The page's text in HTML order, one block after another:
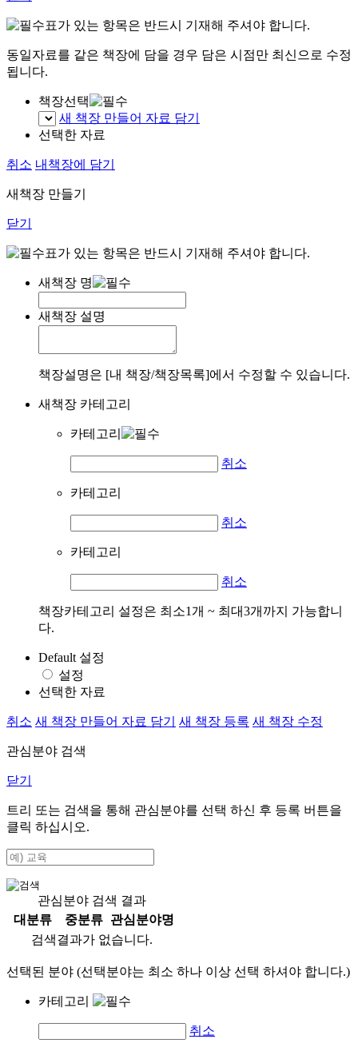
표가 있는 항목은 반드시 기재해 주셔야 합니다.
동일자료를 같은 책장에 담을 경우 담은 시점만 최신으로 수정
됩니다.
책장선택
새 책장 만들어 자료 담기
선택한 자료
취소 내책장에 담기
새책장 만들기
닫기
표가 있는 항목은 반드시 기재해 주셔야 합니다.
새책장 명
새책장 설명
책장설명은 [내 책장/책장목록]에서 수정할 수 있습니다.
새책장 카테고리
카테고리
취소
카테고리
취소
카테고리
취소
책장카테고리 설정은 최소1개 ~ 최대3개까지 가능합니
다.
Default 설정
설정
선택한 자료
취소 새 책장 만들어 자료 담기 새 책장 등록 새 책장 수정
관심분야 검색
닫기
트리 또는 검색을 통해 관심분야를 선택 하신 후 등록 버튼을
클릭 하십시오.
관심분야 검색 결과
대분류
중분류
관심분야명
검색결과가 없습니다.
선택된 분야 (선택분야는 최소 하나 이상 선택 하셔야 합니다.)
카테고리
취소